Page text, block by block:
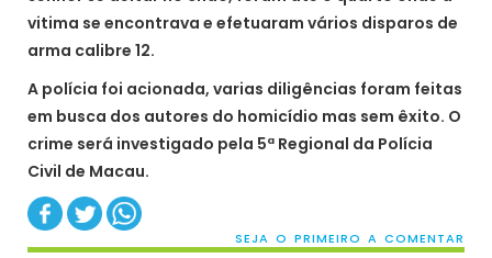
vitima se encontrava e efetuaram vários disparos de
arma calibre 12.
A polícia foi acionada, varias diligências foram feitas
em busca dos autores do homicídio mas sem êxito. O
crime será investigado pela 5ª Regional da Polícia
Civil de Macau.
SEJA O PRIMEIRO A COMENTAR